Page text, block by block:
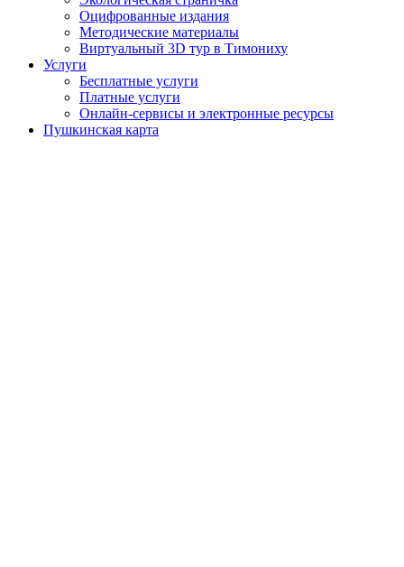
Оцифрованные издания
Методические материалы
Виртуальный 3D тур в Тимониху
Услуги
Бесплатные услуги
Платные услуги
Онлайн-сервисы и электронные ресурсы
Пушкинская карта